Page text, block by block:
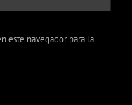
este navegador para la